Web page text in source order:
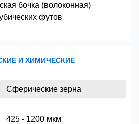
бочка (волоконная)
футов
И ХИМИЧЕСКИЕ
Сферические зерна
425 - 1200 мкм